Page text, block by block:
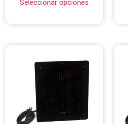
Seleccionar opciones